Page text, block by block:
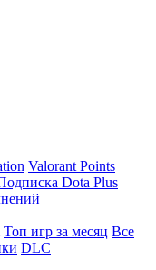
Valorant Points
Dota Plus
Топ игр за месяц Все
DLC